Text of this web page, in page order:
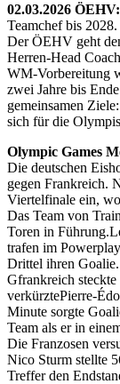
02.03.2026 ÖEHV:
Teamchef bis 2028.
Der ÖEHV geht
Herren-Head
WM-Vorbereitung
zwei Jahre bis
gemeinsamen
sich für die
Olympic Games
Die deutschen
gegen Frankreich.
Viertelfinale ein,
Das Team von
Toren in
trafen im
Drittel ihren
Gfrankreich
verkürztePierre-
Minute sorgte
Team als er in
Die Franzosen
Nico Sturm stellte
Treffer den